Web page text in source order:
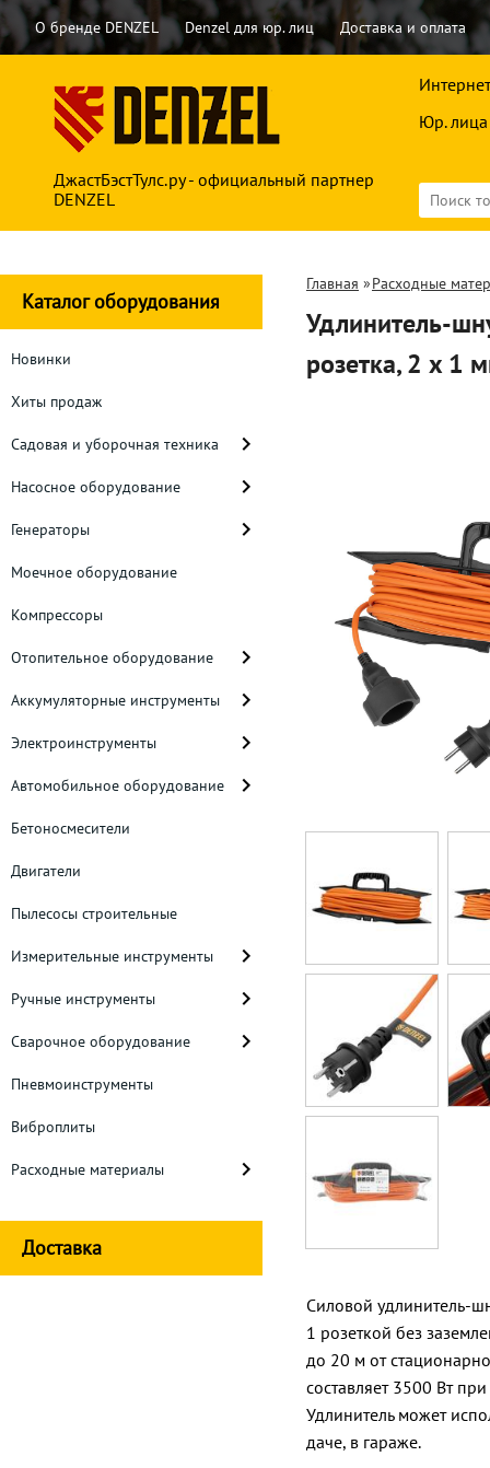
О бренде DENZEL Denzel для юр. лиц Доставка и оплата
ДжастБэстТулс.ру - официальный партнер
DENZEL
Юр. лица
Каталог оборудования
Новинки
Хиты продаж
Садовая и уборочная техника
Насосное оборудование
Генераторы
Моечное оборудование
Компрессоры
Отопительное оборудование
Аккумуляторные инструменты
Электроинструменты
Автомобильное оборудование
Бетоносмесители
Двигатели
Пылесосы строительные
Измерительные инструменты
Ручные инструменты
Сварочное оборудование
Пневмоинструменты
Виброплиты
Расходные материалы
Доставка
Главная »Расходные
Удлинитель-
розетка, 2 x 1
Силовой удлинитель-
1 розеткой без
до 20 м от
составляет 3500 Вт
Удлинитель может
даче, в гараже.